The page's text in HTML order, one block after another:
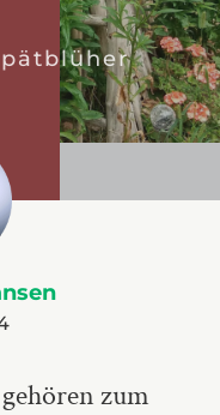
zum